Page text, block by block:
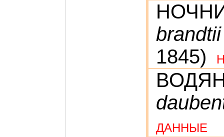
brandtii
1845)
ДАННЫЕ